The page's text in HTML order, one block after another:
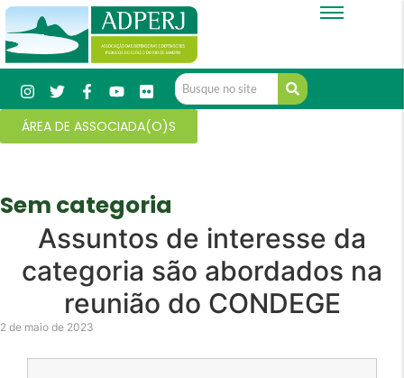
ÁREA DE ASSOCIADA(O)S
Sem categoria
Assuntos de interesse da
categoria são abordados na
reunião do CONDEGE
2 de maio de 2023